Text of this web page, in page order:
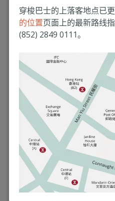
减少摄取
水化合
增加高密度脂蛋
白
增加运
减少添加
穿梭巴士的上落客地点已
的位置页面上的最新路线
(852) 2849 0111。